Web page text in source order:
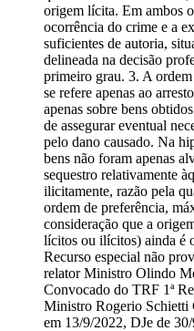
origem lícita. Em ambos
ocorrência do crime e a
suficientes de autoria,
delineada na decisão
primeiro grau. 3. A
se refere apenas ao
apenas sobre bens
de assegurar eventual
pelo dano causado. Na
bens não foram apenas
sequestro relativamente
ilicitamente, razão pela
ordem de preferência,
consideração que a
lícitos ou ilícitos) ainda é
Recurso especial não
relator Ministro Olindo
Convocado do TRF 1ª
Ministro Rogerio Schietti
em 13/9/2022, DJe de